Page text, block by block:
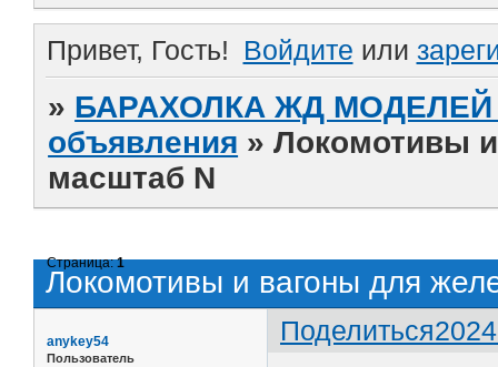
Привет, Гость! Войдите или
» БАРАХОЛКА ЖД МОДЕЛЕЙ
объявления »Локомотивы
масштаб N
Локомотивы и вагоны для
Страница:1
Поделиться
anykey54
Пользователь